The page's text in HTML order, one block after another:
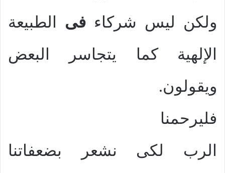
ولكن ليس شركاء فى الطبيعة
الإلهية كما يتجاسر البعض
ويقولون.
فليرحمنا
الرب لكى نشعر بضعفاتنا